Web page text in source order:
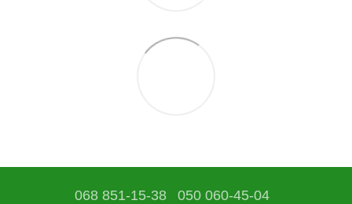
068 851-15-38 050 060-45-04